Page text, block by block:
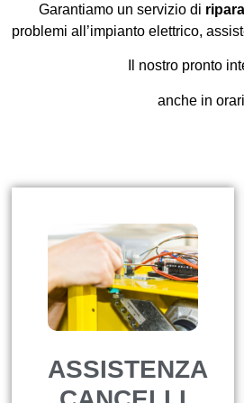
Garantiamo un servizio di
problemi all’impianto elettrico,
Il nostro pronto
anche in
ASSISTENZA